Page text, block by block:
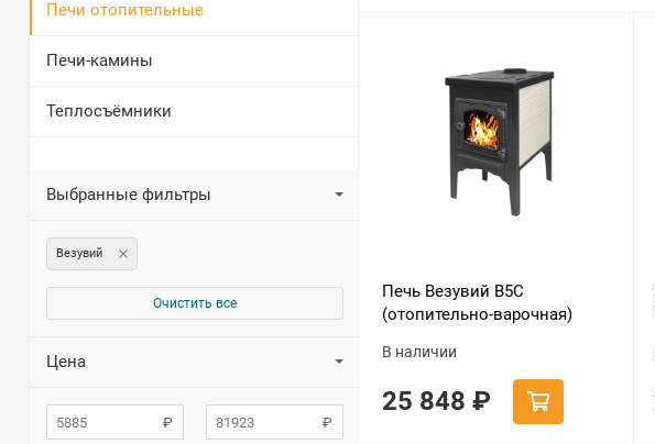
Печи отопительные
Печи-камины
Теплосъёмники
Выбранные фильтры
Везувий
Очистить все
Цена
Печь Везувий В5С
(отопительно-варочная)
В наличии
25 848 ₽